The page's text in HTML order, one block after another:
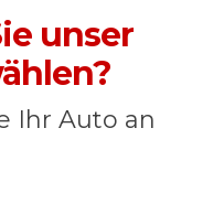
unser
Ihr Auto an